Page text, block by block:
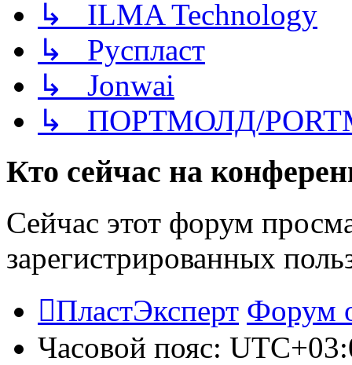
↳ ILMA Technology
↳ Руспласт
↳ Jonwai
↳ ПОРТМОЛД/
Кто сейчас на
Сейчас этот форум
зарегистрированных
ПластЭксперт Форум
Часовой пояс: